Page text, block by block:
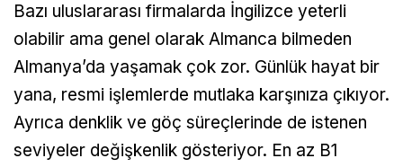
Bazı uluslararası firmalarda İngilizce yeterli
olabilir ama genel olarak Almanca bilmeden
Almanya’da yaşamak çok zor. Günlük hayat bir
yana, resmi işlemlerde mutlaka karşınıza çıkıyor.
Ayrıca denklik ve göç süreçlerinde de istenen
seviyeler değişkenlik gösteriyor. En az B1